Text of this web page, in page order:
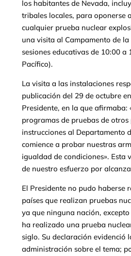
los habitantes de Nevada,
tribales locales, para oponerse
cualquier prueba nuclear
una visita al Campamento de
sesiones educativas de 10:00 a
Pacífico).
La visita a las instalaciones
publicación del 29 de octubre
Presidente, en la que afirmaba:
programas de pruebas de otros
instrucciones al Departamento
comience a probar nuestras
igualdad de condiciones». Esta
de nuestro esfuerzo por
El Presidente no pudo haberse
países que realizan pruebas
ya que ninguna nación,
ha realizado una prueba
siglo. Su declaración evidenció
administración sobre el tema;